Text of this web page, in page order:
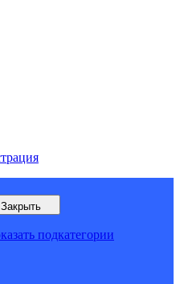
Закрыть
подкатегории